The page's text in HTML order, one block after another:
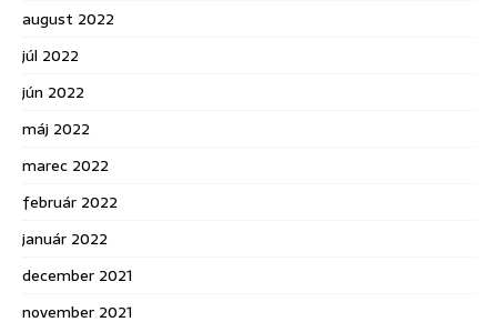
august 2022
júl 2022
jún 2022
máj 2022
marec 2022
február 2022
január 2022
december 2021
november 2021